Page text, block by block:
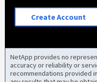
Create Account
NetApp provides no
accuracy or reliability or
recommendations provided